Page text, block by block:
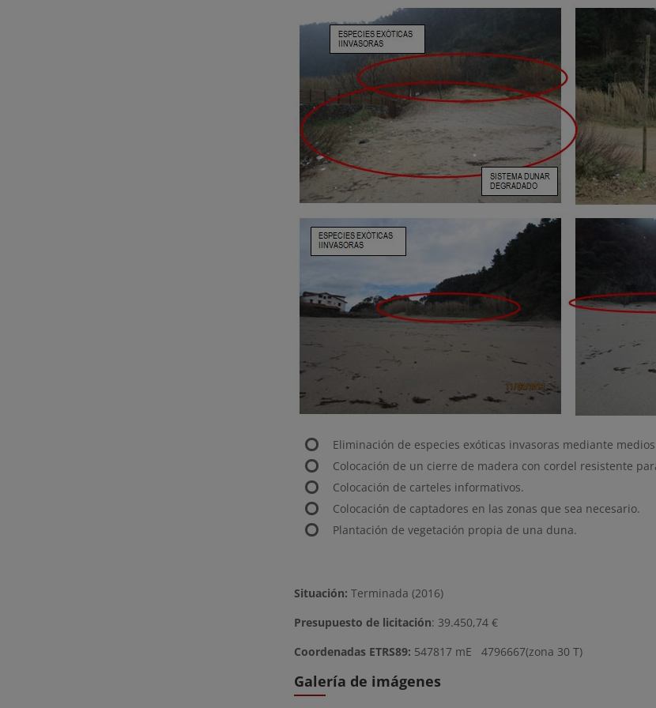
Eliminación de especies exóticas invasoras mediante
Colocación de un cierre de madera con cordel resistente
Colocación de carteles informativos.
Colocación de captadores en las zonas que sea necesario.
Plantación de vegetación propia de una duna.
Situación: Terminada (2016)
Presupuesto de licitación: 39.450,74 €
Coordenadas ETRS89: 547817 mE 4796667(zona 30 T)
Galería de imágenes